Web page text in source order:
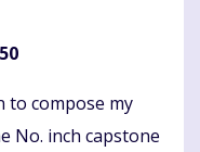
to compose my
No. inch capstone